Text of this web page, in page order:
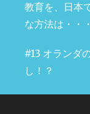
教育を、日本
な方法は・・・
#13 オランダ
し！？